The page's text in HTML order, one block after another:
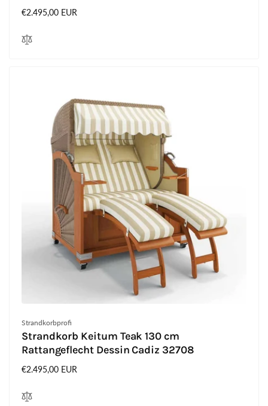
Normaler
€2.495,00 EUR
Anbieter:
Strandkorbprofi
Strandkorb Keitum Teak 130 cm
Rattangeflecht Dessin Cadiz 32708
Normaler
€2.495,00 EUR